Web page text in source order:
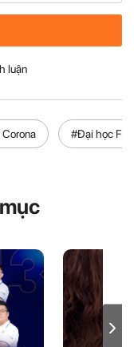
luận
#Đại học FPT